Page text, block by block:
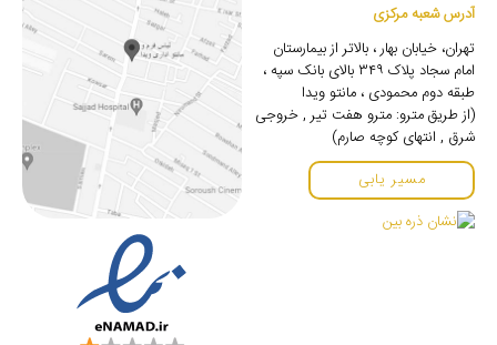
آدرس شعبه مرکزی
تهران، خیابان بهار ، بالاتر از بیمارستان
امام سجاد پلاک ۳۴۹ بالای بانک سپه ،
طبقه دوم محمودی ، مانتو ویدا
(از طریق مترو: مترو هفت تیر , خروجی
شرق , انتهای کوچه صارم)
مسیر یابی